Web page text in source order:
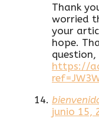
Thank
worried
your
hope.
question,
https://
junio 15,